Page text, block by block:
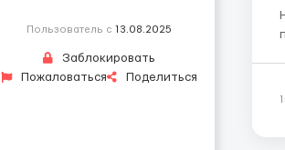
Пользователь с 13.08.2025
Заблокировать
Пожаловаться
Поделиться